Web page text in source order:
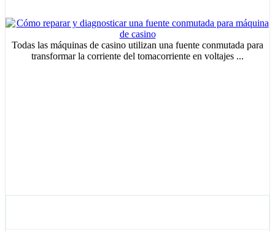
Todas las máquinas de casino utilizan una fuente conmutada para
transformar la corriente del tomacorriente en voltajes ...